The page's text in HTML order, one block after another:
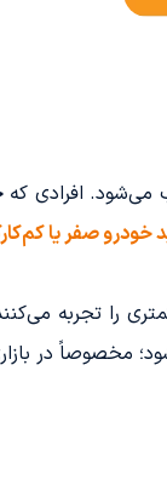
می‌شود. افرادی که
خودرو صفر یا
را تجربه
مخصوصاً در